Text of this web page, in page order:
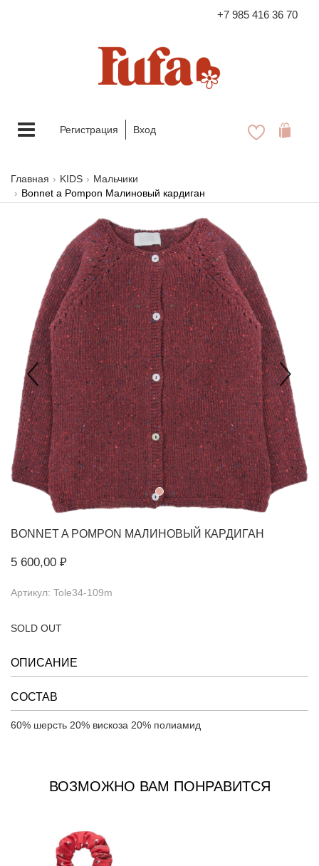
+7 985 416 36 70
FASHION FAMILY STORE
Меню Регистрация Вход
Главная KIDS
Мальчики
Bonnet a Pompon Малиновый кардиган
BONNET A POMPON МАЛИНОВЫЙ КАРДИГАН
5 600,00 ₽
Артикул: Tole34-109m
SOLD OUT
ОПИСАНИЕ
СОСТАВ
60% шерсть 20% вискоза 20% полиамид
ВОЗМОЖНО ВАМ ПОНРАВИТСЯ